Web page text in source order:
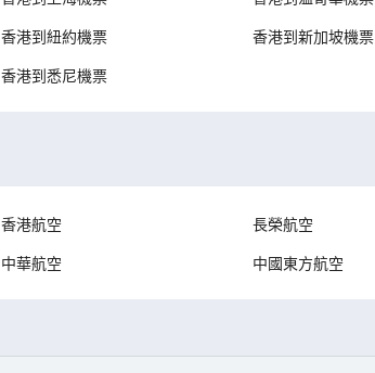
香港到紐約機票 香港到新加坡機票
香港到悉尼機票
香港航空 長榮航空
中華航空 中國東方航空